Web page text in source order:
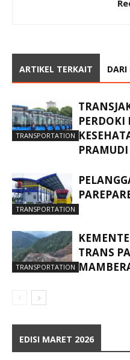
ARTIKEL TERKAIT DARI
TRANSPORTATION
PERDOKI
PRAMUDI
TRANSPORTATION
TRANSPORTATION
TRANS
EDISI MARET 2026